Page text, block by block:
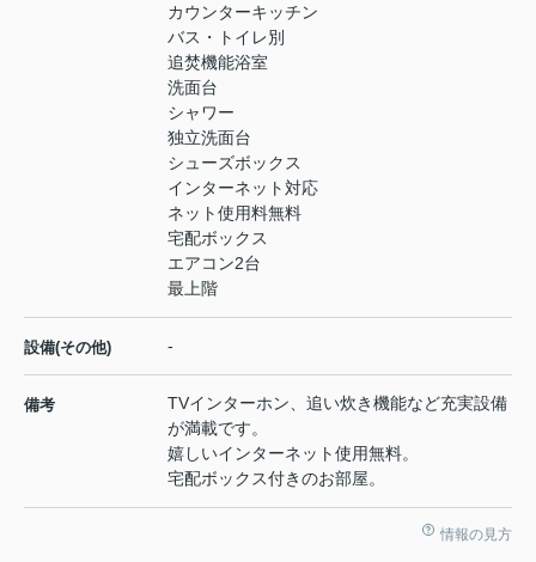
カウンターキッチン
バス・トイレ別
追焚機能浴室
洗面台
シャワー
独立洗面台
シューズボックス
インターネット対応
ネット使用料無料
宅配ボックス
エアコン2台
最上階
設備(その他) -
備考
TVインターホン、追い炊き機能など充実設備
が満載です。
嬉しいインターネット使用無料。
宅配ボックス付きのお部屋。
情報の見方